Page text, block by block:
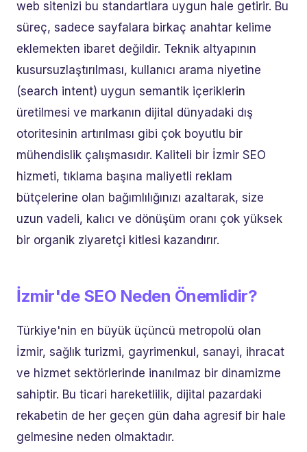
web sitenizi bu standartlara uygun hale getirir. Bu
süreç, sadece sayfalara birkaç anahtar kelime
eklemekten ibaret değildir. Teknik altyapının
kusursuzlaştırılması, kullanıcı arama niyetine
(search intent) uygun semantik içeriklerin
üretilmesi ve markanın dijital dünyadaki dış
otoritesinin artırılması gibi çok boyutlu bir
mühendislik çalışmasıdır. Kaliteli bir İzmir SEO
hizmeti, tıklama başına maliyetli reklam
bütçelerine olan bağımlılığınızı azaltarak, size
uzun vadeli, kalıcı ve dönüşüm oranı çok yüksek
bir organik ziyaretçi kitlesi kazandırır.
İzmir'de SEO Neden Önemlidir?
Türkiye'nin en büyük üçüncü metropolü olan
İzmir, sağlık turizmi, gayrimenkul, sanayi, ihracat
ve hizmet sektörlerinde inanılmaz bir dinamizme
sahiptir. Bu ticari hareketlilik, dijital pazardaki
rekabetin de her geçen gün daha agresif bir hale
gelmesine neden olmaktadır.